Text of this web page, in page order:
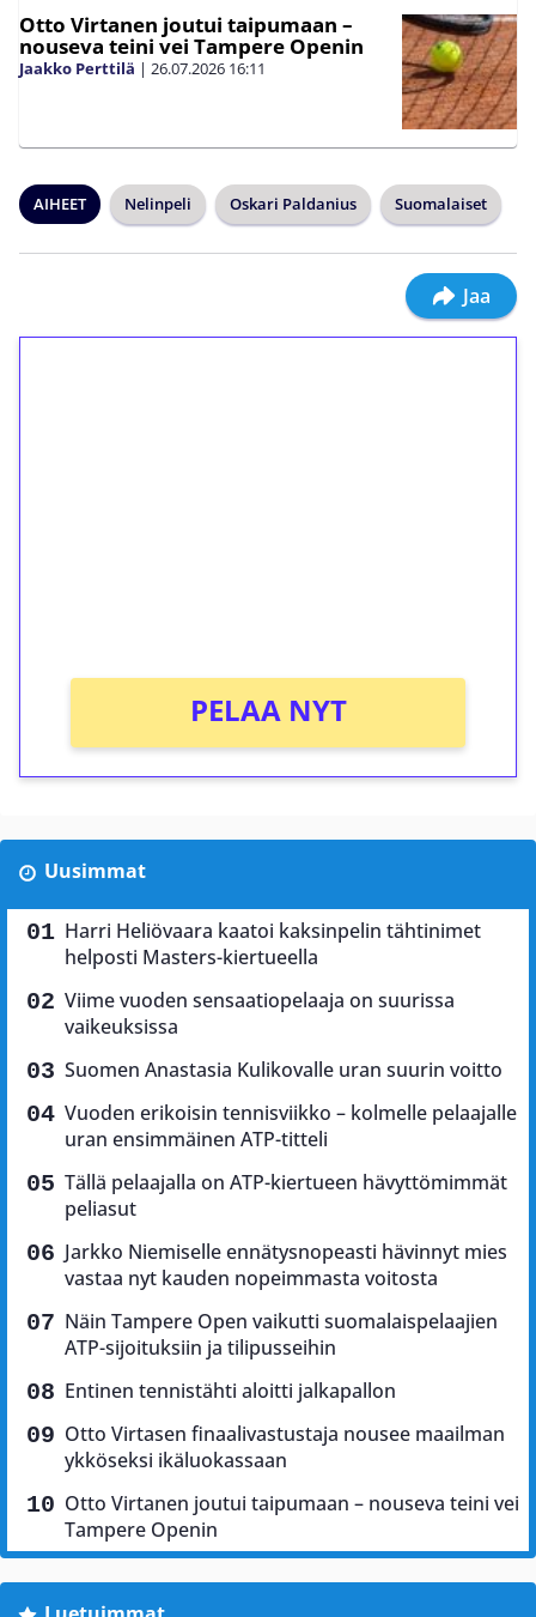
Otto Virtanen joutui taipumaan –
nouseva teini vei Tampere Openin
Jaakko Perttilä | 26.07.2026 16:11
AIHEET Nelinpeli Oskari Paldanius Suomalaiset
Jaa
PELAA NYT
Uusimmat
Harri Heliövaara kaatoi kaksinpelin tähtinimet
helposti Masters-kiertueella
Viime vuoden sensaatiopelaaja on suurissa
vaikeuksissa
Suomen Anastasia Kulikovalle uran suurin voitto
Vuoden erikoisin tennisviikko – kolmelle pelaajalle
uran ensimmäinen ATP-titteli
Tällä pelaajalla on ATP-kiertueen hävyttömimmät
peliasut
Jarkko Niemiselle ennätysnopeasti hävinnyt mies
vastaa nyt kauden nopeimmasta voitosta
Näin Tampere Open vaikutti suomalaispelaajien
ATP-sijoituksiin ja tilipusseihin
Entinen tennistähti aloitti jalkapallon
Otto Virtasen finaalivastustaja nousee maailman
ykköseksi ikäluokassaan
Otto Virtanen joutui taipumaan – nouseva teini vei
Tampere Openin